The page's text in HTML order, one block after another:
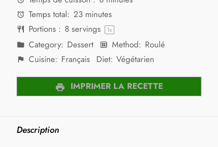
Temps total: 23 minutes
Portions : 8servings 1x
Category: Dessert Method: Roulé
Cuisine: Français Diet: Végétarien
IMPRIMER LA RECETTE
Description